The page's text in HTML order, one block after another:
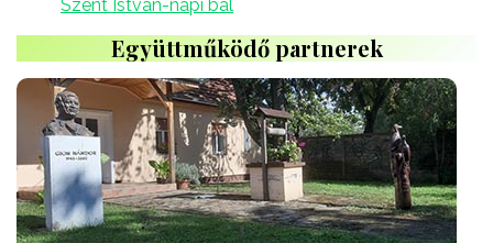
Szent István-napi bál
Együttműködő partnerek